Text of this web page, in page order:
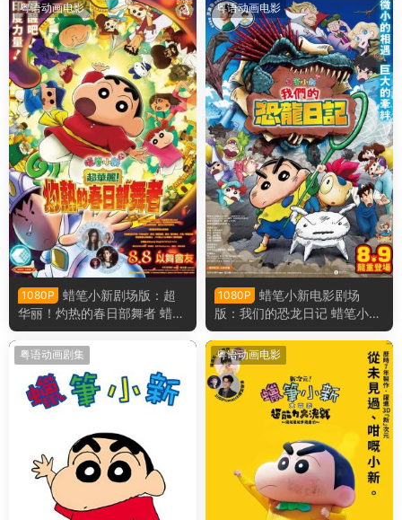
粤语动画电影
1080P
蜡笔小新剧场版：超
华丽！灼热的春日部舞者 蜡笔
小新电影剧场版32：灼热的春
日部舞者们粤语版
粤语动画电影
1080P
蜡笔小新电影剧场
版：我们的恐龙日记 蜡笔小新
电影剧场版31：我们的恐龙日
记粤语版
粤语动画剧集 粤语动画电影